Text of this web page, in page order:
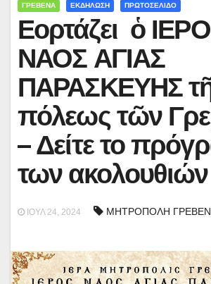
ΓΡΕΒΕΝΑ ΕΚΔΗΛΩΣΗ ΠΡΩΤΟΣΕΛΙΔΟ
Εορτάζει ὁ
ΝΑΟΣ ΑΓΙΑΣ
ΠΑΡΑΣΚΕΥΗΣ
πόλεως τῶν
– Δείτε το
των ακολουθιών
ΙΟΎΛ 24, 2024 ΜΗΤΡΟΠΟΛΗ